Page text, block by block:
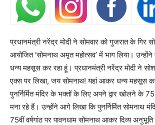
प्रधानमंत्री नरेंद्र मोदी ने सोमवार को गुजरात के गिर
आयोजित ‘सोमनाथ अमृत महोत्सव’ में भाग लिया।
धन्य महसूस कर रहा हूं। प्रधानमंत्री नरेंद्र मोदी ने
एक्स पर लिखा, जय सोमनाथ! यहां आकर धन्य महसूस
पुनर्निर्मित मंदिर के भक्तों के लिए अपने द्वार खोलने के
मना रहे हैं। उन्होंने आगे लिखा कि पुनर्निर्मित सोमनाथ
75वीं वर्षगांठ पर पावनधाम सोमनाथ आकर दिव्य